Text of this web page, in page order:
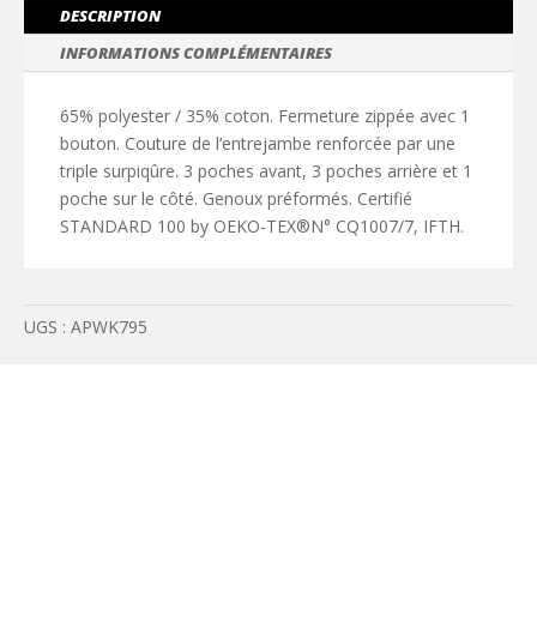
travail
multipoches
homme
DESCRIPTION
INFORMATIONS COMPLÉMENTAIRES
65% polyester / 35% coton. Fermeture zippée avec 1
bouton. Couture de l’entrejambe renforcée par une
triple surpiqûre. 3 poches avant, 3 poches arrière et 1
poche sur le côté. Genoux préformés. Certifié
STANDARD 100 by OEKO-TEX®N° CQ1007/7, IFTH.
UGS : APWK795